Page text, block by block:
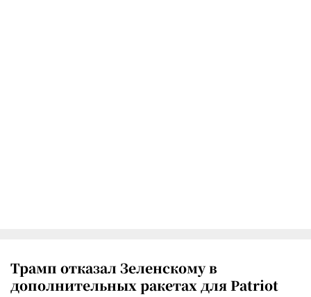
Трамп отказал Зеленскому в
дополнительных ракетах для Patriot